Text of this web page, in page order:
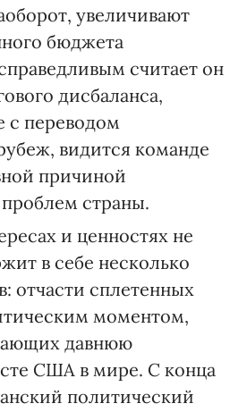
увеличивают
бюджета
считает он
дисбаланса,
с переводом
видится команде
причиной
страны.
и ценностях не
в себе несколько
отчасти сплетенных
моментом,
давнюю
США в мире. С конца
политический